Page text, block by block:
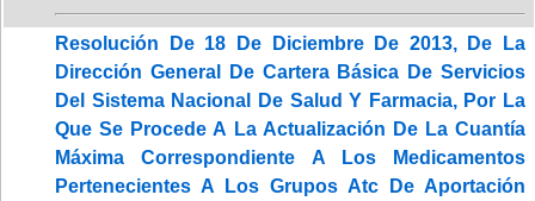
Resolución De 18 De Diciembre De 2013, De La
Dirección General De Cartera Básica De Servicios
Del Sistema Nacional De Salud Y Farmacia, Por La
Que Se Procede A La Actualización De La Cuantía
Máxima Correspondiente A Los Medicamentos
Pertenecientes A Los Grupos Atc De Aportación